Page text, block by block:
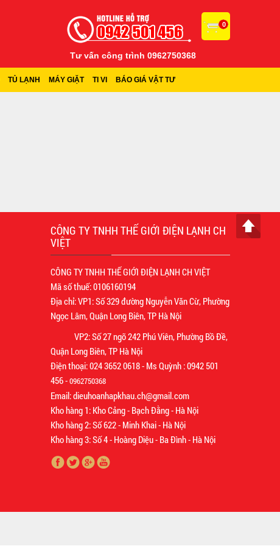
0
Tư vấn công trình 0962750368
TỦ LẠNH MÁY GIẶT TI VI BÁO GIÁ VẬT TƯ
CÔNG TY TNHH THẾ GIỚI ĐIỆN LẠNH CH
VIỆT
CÔNG TY TNHH THẾ GIỚI ĐIỆN LẠNH CH VIỆT
Mã số thuế: 0106160194
Địa chỉ: VP1: Số 329 đường Nguyễn Văn Cừ, Phường
Ngọc Lâm, Quận Long Biên, TP Hà Nội
VP2: Số 27 ngõ 242 Phú Viên, Phường Bồ Đề,
Quận Long Biên, TP Hà Nội
Điện thoại: 024 3652 0618 - Ms Quỳnh : 0942 501
456 -0962750368
Email: dieuhoanhapkhau.ch@gmail.com
Kho hàng 1: Kho Cảng - Bạch Đằng - Hà Nội
Kho hàng 2: Số 622 - Minh Khai - Hà Nội
Kho hàng 3: Số 4 - Hoàng Diệu - Ba Đình - Hà Nội